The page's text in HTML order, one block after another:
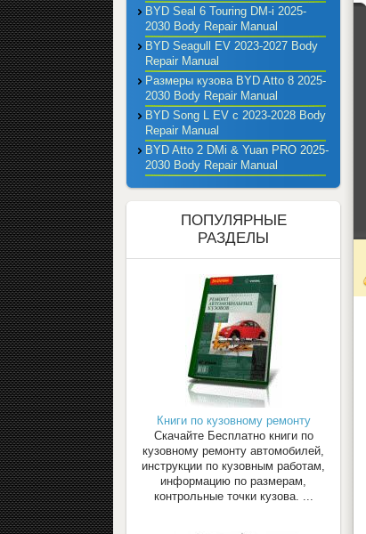
BYD Seal 6 Touring DM-i 2025-
2030 Body Repair Manual
BYD Seagull EV 2023-2027 Body
Repair Manual
Размеры кузова BYD Atto 8 2025-
2030 Body Repair Manual
BYD Song L EV с 2023-2028 Body
Repair Manual
BYD Atto 2 DMi & Yuan PRO 2025-
2030 Body Repair Manual
ПОПУЛЯРНЫЕ
РАЗДЕЛЫ
Книги по кузовному ремонту
Скачайте Бесплатно книги по
кузовному ремонту автомобилей,
инструкции по кузовным работам,
информацию по размерам,
контрольные точки кузова. ...